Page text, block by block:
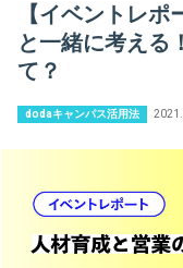
お問い合わせ
【イベントレ
と一緒に考える
て？
dodaキャンパス活用法